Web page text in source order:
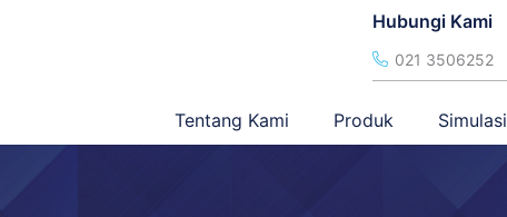
Hubungi Kami
021 3506252
Tentang Kami Produk Simulasi